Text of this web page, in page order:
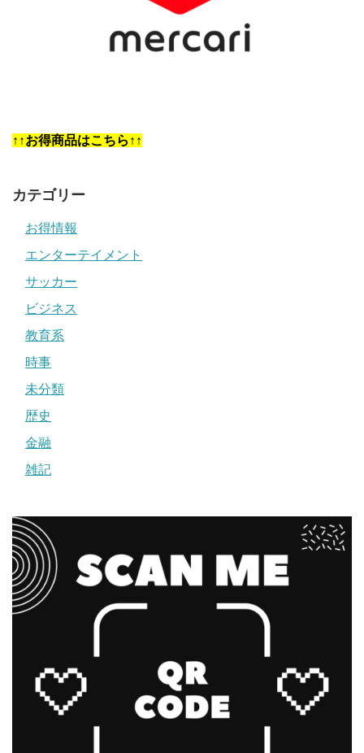
↑↑お得商品はこちら↑↑
カテゴリー
お得情報
エンターテイメント
サッカー
ビジネス
教育系
時事
未分類
歴史
金融
雑記